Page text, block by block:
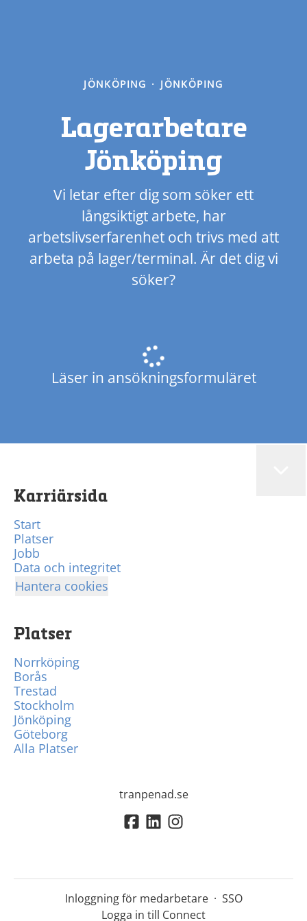
JÖNKÖPING · JÖNKÖPING
Lagerarbetare
Jönköping
Vi letar efter dig som söker ett
långsiktigt arbete, har
arbetslivserfarenhet och trivs med att
arbeta på lager/terminal. Är det dig vi
söker?
Läser in ansökningsformuläret
Karriärsida
Start
Platser
Jobb
Data och integritet
Hantera cookies
Platser
Norrköping
Borås
Trestad
Stockholm
Jönköping
Göteborg
Alla Platser
tranpenad.se
Inloggning för medarbetare · SSO
Logga in till Connect